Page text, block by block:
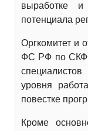
выработке и
потенциала
Оргкомитет и
ФС РФ по
уровня
повестке
Кроме